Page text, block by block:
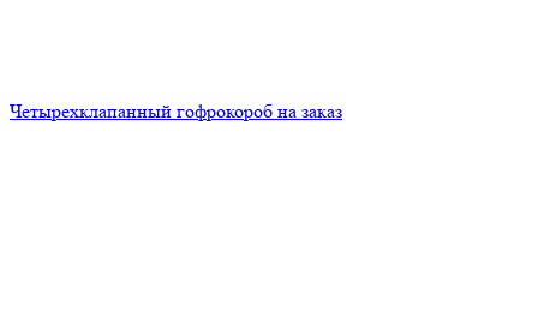
Четырехклапанный гофрокороб на заказ